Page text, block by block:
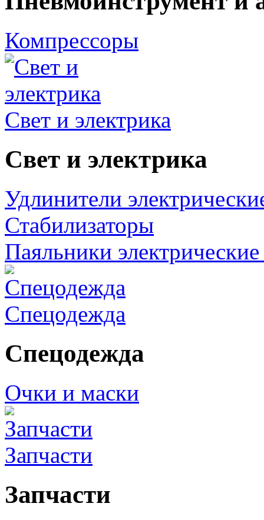
Компрессоры
Свет и электрика
Свет и электрика
Удлинители
Стабилизаторы
Паяльники
Спецодежда
Спецодежда
Очки и маски
Запчасти
Запчасти